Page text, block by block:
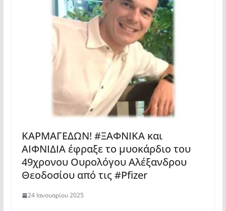
ΚΑΡΜΑΓΕΔΩΝ! #ΞΑΦΝΙΚΑ και
ΑΙΦΝΙΔΙΑ έφραξε το μυοκάρδιο του
49χρονου Ουρολόγου Αλέξανδρου
Θεοδοσίου από τις #Pfizer
24 Ιανουαρίου 2025